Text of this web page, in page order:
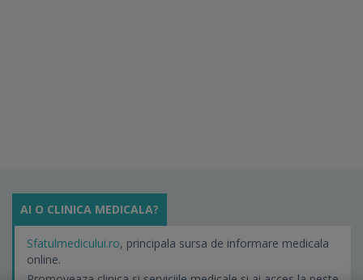
AI O CLINICA MEDICALA?
Sfatulmedicului.ro, principala sursa de informare medicala
online.